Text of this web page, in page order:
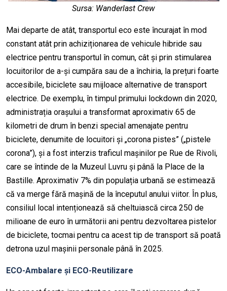
Sursa: Wanderlast Crew
Mai departe de atât, transportul eco este încurajat în mod
constant atât prin achiziționarea de vehicule hibride sau
electrice pentru transportul în comun, cât și prin stimularea
locuitorilor de a-și cumpăra sau de a închiria, la prețuri foarte
accesibile, biciclete sau mijloace alternative de transport
electrice. De exemplu, în timpul primului lockdown din 2020,
administrația orașului a transformat aproximativ 65 de
kilometri de drum în benzi special amenajate pentru
biciclete, denumite de locuitori și „corona pistes” („pistele
corona”), și a fost interzis traficul mașinilor pe Rue de Rivoli,
care se întinde de la Muzeul Luvru și până la Place de la
Bastille. Aproximativ 7% din populația urbană se estimează
că va merge fără mașină de la începutul anului viitor. În plus,
consiliul local intenționează să cheltuiască circa 250 de
milioane de euro în următorii ani pentru dezvoltarea pistelor
de biciclete, tocmai pentru ca acest tip de transport să poată
detrona uzul mașinii personale până în 2025.
ECO-Ambalare și ECO-Reutilizare